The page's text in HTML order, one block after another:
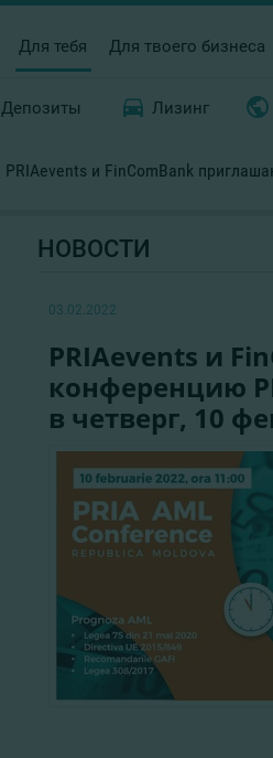
Для тебя Для твоего бизнеса
Депозиты Лизинг
PRIAevents и FinComBank
НОВОСТИ
03.02.2022
PRIAevents и
конференцию
в четверг, 10